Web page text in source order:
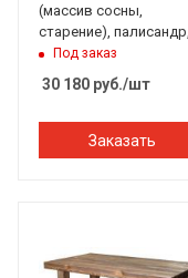
(массив сосны,
старение), палисандр,
ИРБПод заказ
30 180 руб./шт
Заказать